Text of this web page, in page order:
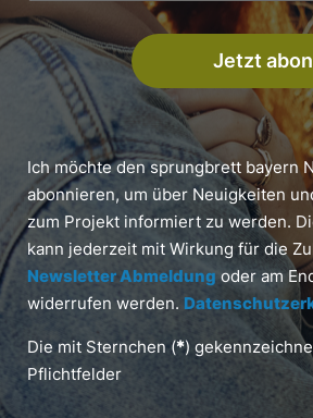
Jetzt
Ich möchte den sprungbrett bayern
abonnieren, um über Neuigkeiten
zum Projekt informiert zu werden.
kann jederzeit mit Wirkung für die
Newsletter Abmeldung oder am
widerrufen werden.
Die mit Sternchen (*)
Pflichtfelder